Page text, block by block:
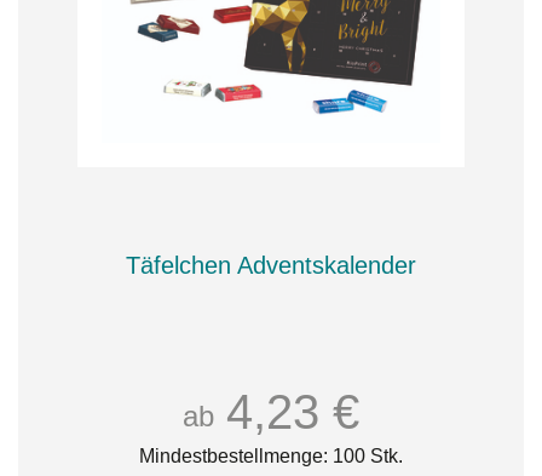
Täfelchen Adventskalender
ab 4,23 €
Mindestbestellmenge: 100 Stk.